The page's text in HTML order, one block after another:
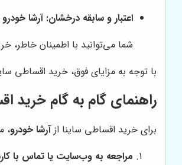
اعتبار و سابقه درخشان: آرشا خودرو
شما می‌توانید با اطمینان خاطر،
با توجه به مزایای فوق، خرید اقساطی
راهنمای گام به گام خرید
برای خرید اقساطی ساینا ازآرشا خودرو،
مراجعه به وب‌سایت یا تماس با